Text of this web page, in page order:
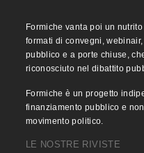
Formiche vanta poi un
formati di convegni,
pubblico e a porte chiuse,
riconosciuto nel dibattito
Formiche è un progetto
finanziamento pubblico e
movimento politico.
LE NOSTRE RIVISTE